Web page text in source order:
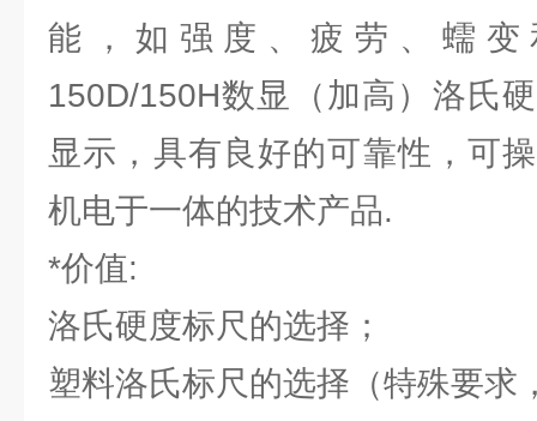
能，如强度、疲劳、蠕变
150D/150H数显（加高）洛氏
显示，具有良好的可靠性，可
机电于一体的技术产品.
*价值:
洛氏硬度标尺的选择；
塑料洛氏标尺的选择（特殊要求